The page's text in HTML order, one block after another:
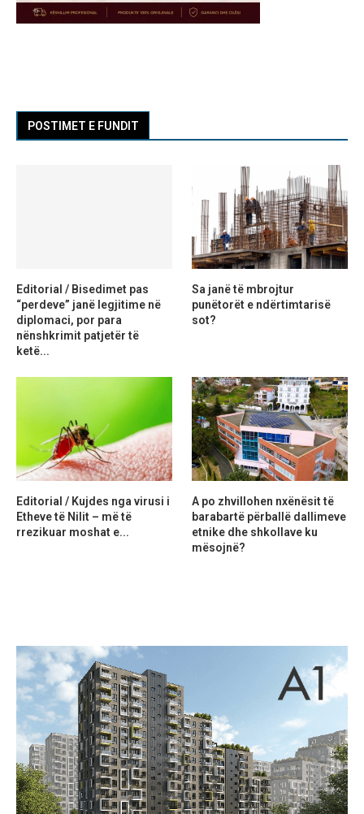
POSTIMET E FUNDIT
Editorial / Bisedimet pas
“perdeve” janë legjitime në
diplomaci, por para
nënshkrimit patjetër të
ketë...
Sa janë të mbrojtur
punëtorët e ndërtimtarisë
sot?
Editorial / Kujdes nga virusi i
Etheve të Nilit – më të
rrezikuar moshat e...
A po zhvillohen nxënësit të
barabartë përballë dallimeve
etnike dhe shkollave ku
mësojnë?